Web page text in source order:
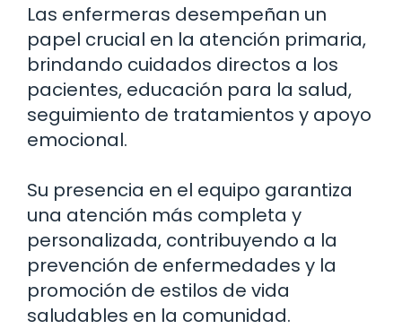
Las enfermeras desempeñan un
papel crucial en la atención primaria,
brindando cuidados directos a los
pacientes, educación para la salud,
seguimiento de tratamientos y apoyo
emocional.
Su presencia en el equipo garantiza
una atención más completa y
personalizada, contribuyendo a la
prevención de enfermedades y la
promoción de estilos de vida
saludables en la comunidad.